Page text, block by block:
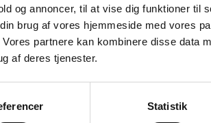
og annoncer, til at vise dig funktioner til
brug af vores hjemmeside med vores
partnere kan kombinere disse data
af deres tjenester.
Statistik
Freedom HouseMyanmar (I)
i 2015 og indeholder oplysninger om
situation.